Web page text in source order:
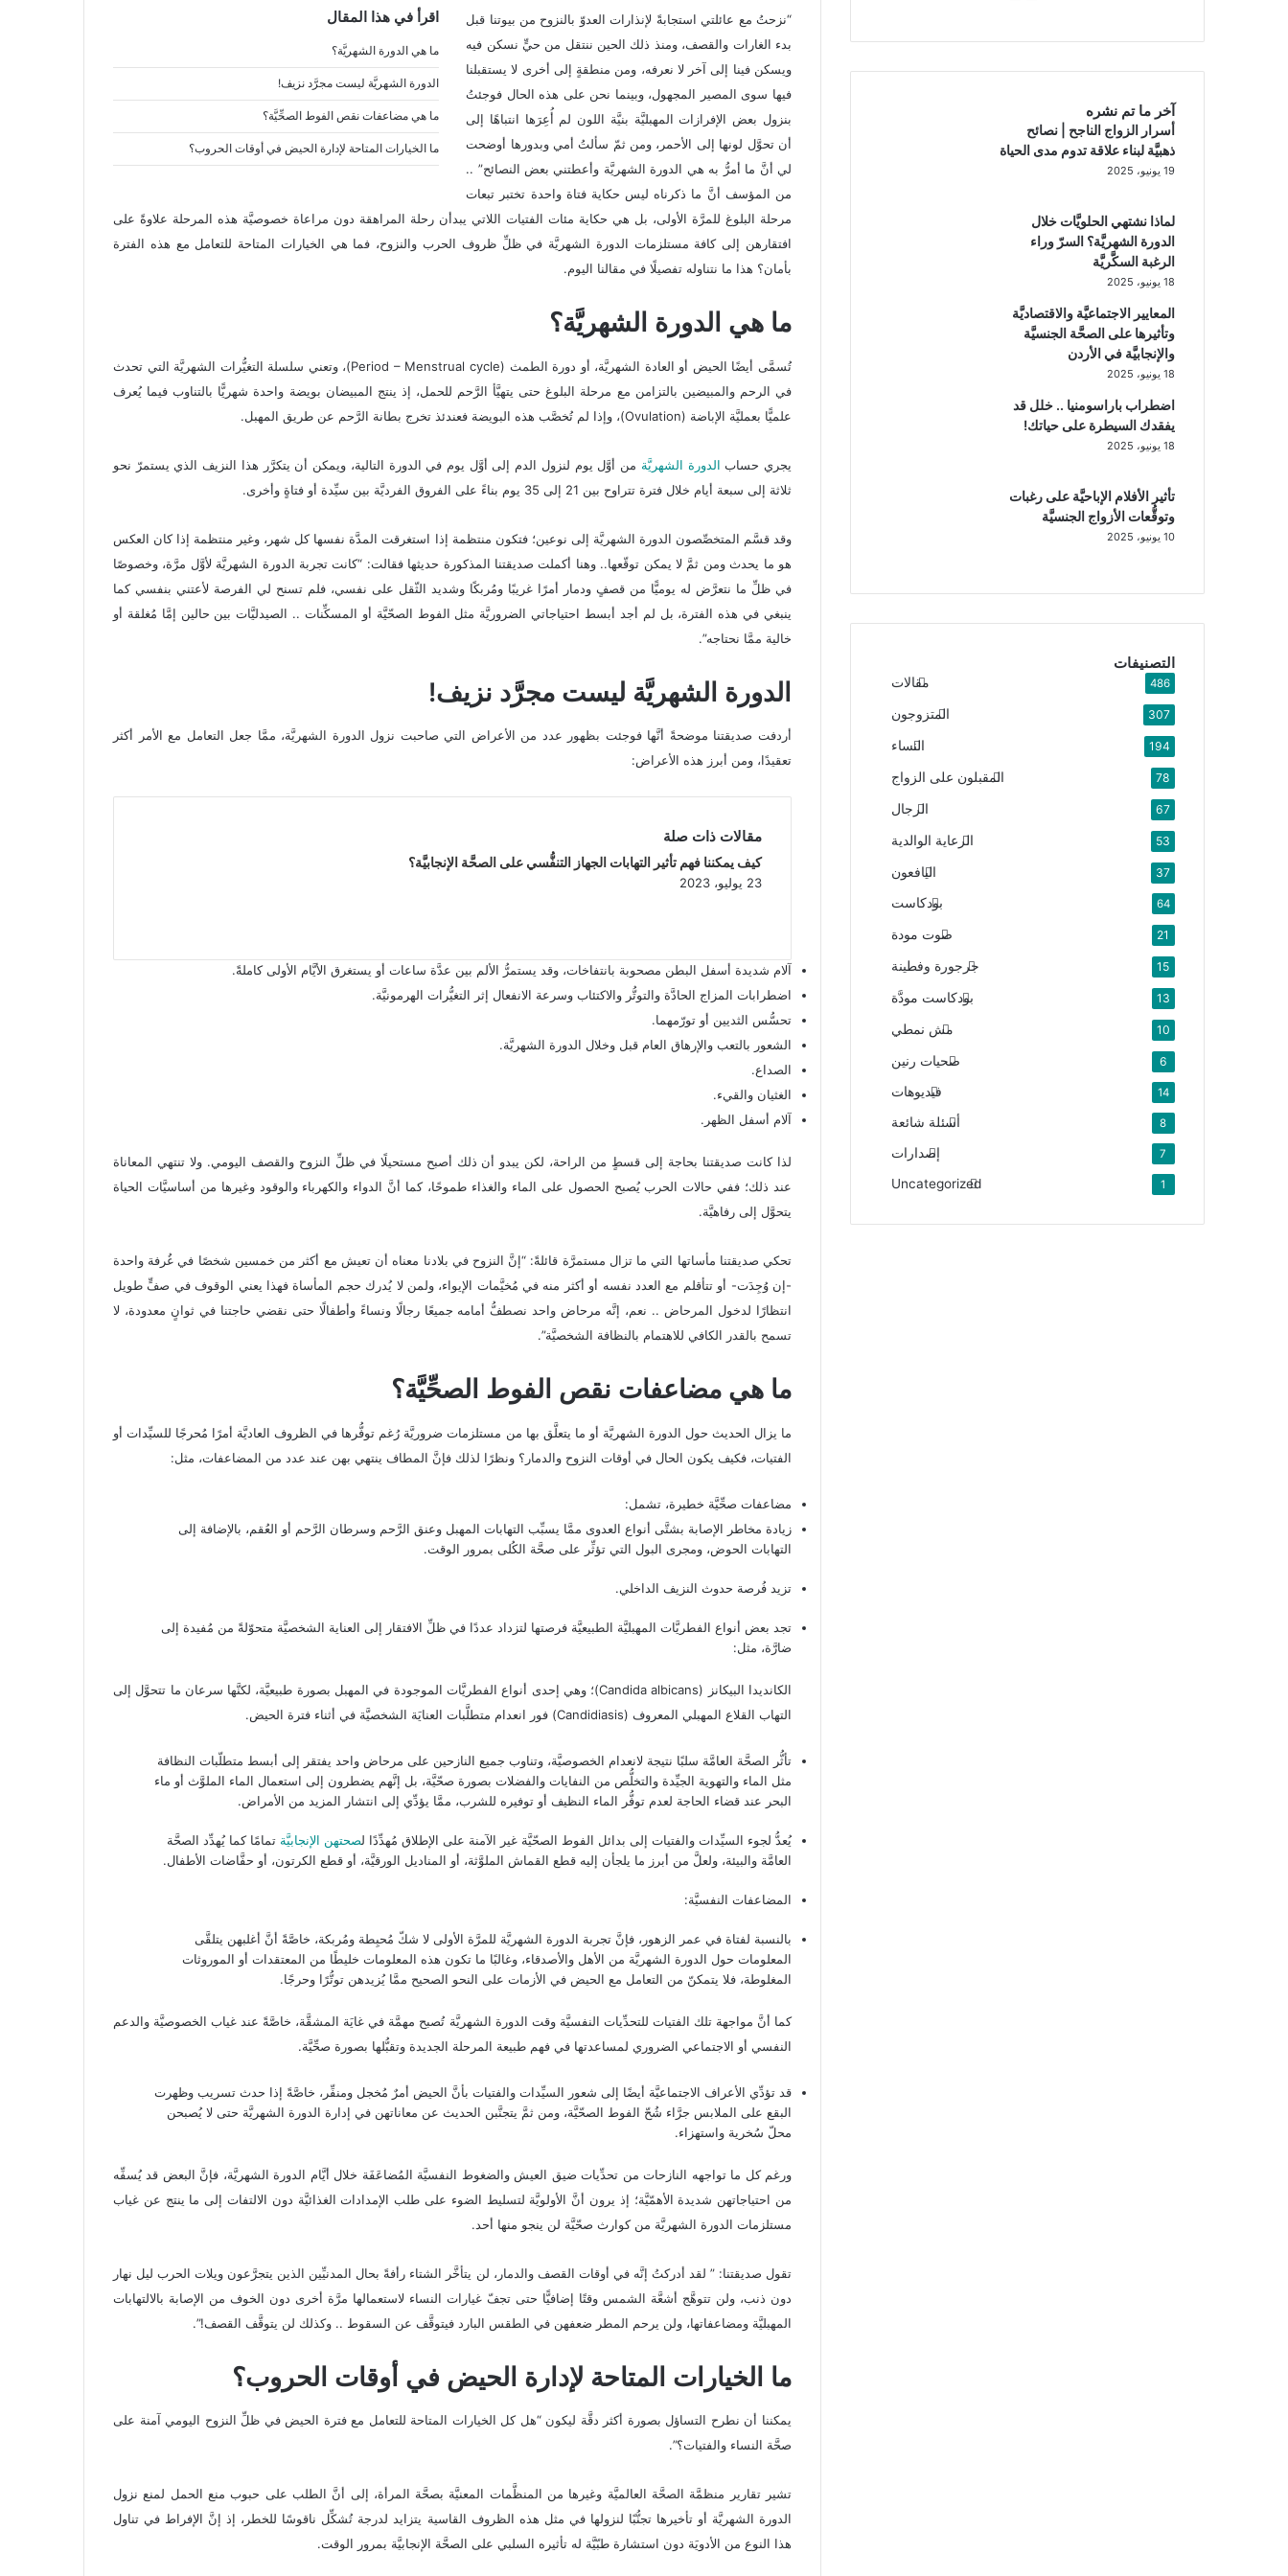
اقرأ في هذا المقال
ما هي الدورة الشهريَّة؟
الدورة الشهريَّة ليست مجرَّد نزيف!
ما هي مضاعفات نقص الفوط الصحِّيَّة؟
ما الخيارات المتاحة لإدارة الحيض في أوقات الحروب؟
“نزحتُ مع عائلتي استجابةً لإنذارات العدوّ بالنزوح من بيوتنا قبل
بدء الغارات والقصف، ومنذ ذلك الحين ننتقل من حيٍّ نسكن فيه
ويسكن فينا إلى آخر لا نعرفه، ومن منطقةٍ إلى أخرى لا يستقبلنا
فيها سوى المصير المجهول، وبينما نحن على هذه الحال فوجئتُ
بنزول بعض الإفرازات المهبليَّة بنيَّة اللون لم أُعِرَها انتباهًا إلى
أن تحوَّل لونها إلى الأحمر، ومن ثمّ سألتُ أمي وبدورها أوضحت
لي أنَّ ما أمرُّ به هي الدورة الشهريَّة وأعطتني بعض النصائح” ..
من المؤسف أنَّ ما ذكرناه ليس حكاية فتاة واحدة تختبر تبعات
مرحلة البلوغ للمرَّة الأولى، بل هي حكاية مئات الفتيات اللاتي يبدأن رحلة المراهقة دون مراعاة خصوصيَّة هذه المرحلة علاوةً على
افتقارهن إلى كافة مستلزمات الدورة الشهريَّة في ظلِّ ظروف الحرب والنزوح، فما هي الخيارات المتاحة للتعامل مع هذه الفترة
بأمان؟ هذا ما نتناوله تفصيلًا في مقالنا اليوم.
ما هي الدورة الشهريَّة؟
تُسمَّى أيضًا الحيض أو العادة الشهريَّة، أو دورة الطمث (Period – Menstrual cycle)، وتعني سلسلة التغيُّرات الشهريَّة التي تحدث
في الرحم والمبيضين بالتزامن مع مرحلة البلوغ حتى يتهيَّأ الرَّحم للحمل، إذ ينتج المبيضان بويضة واحدة شهريًّا بالتناوب فيما يُعرف
علميًّا بعمليَّة الإباضة (Ovulation)، وإذا لم تُخصَّب هذه البويضة فعندئذ تخرج بطانة الرَّحم عن طريق المهبل.
يجري حساب الدورة الشهريَّة من أوَّل يوم لنزول الدم إلى أوَّل يوم في الدورة التالية، ويمكن أن يتكرَّر هذا النزيف الذي يستمرّ نحو
ثلاثة إلى سبعة أيام خلال فترة تتراوح بين 21 إلى 35 يوم بناءً على الفروق الفرديَّة بين سيِّدة أو فتاةٍ وأخرى.
وقد قسَّم المتخصِّصون الدورة الشهريَّة إلى نوعين؛ فتكون منتظمة إذا استغرقت المدَّة نفسها كل شهر، وغير منتظمة إذا كان العكس
هو ما يحدث ومن ثمَّ لا يمكن توقّعها.. وهنا أكملت صديقتنا المذكورة حديثها فقالت: “كانت تجربة الدورة الشهريَّة لأوَّل مرَّة، وخصوصًا
في ظلِّ ما نتعرَّض له يوميًّا من قصفٍ ودمار أمرًا غريبًا ومُربكًا وشديد الثّقل على نفسي، فلم تسنح لي الفرصة لأعتني بنفسي كما
ينبغي في هذه الفترة، بل لم أجد أبسط احتياجاتي الضروريَّة مثل الفوط الصحّيَّة أو المسكِّنات .. الصيدليَّات بين حالين إمَّا مُغلقة أو
خالية ممَّا نحتاجه”.
الدورة الشهريَّة ليست مجرَّد نزيف!
أردفت صديقتنا موضحةً أنَّها فوجئت بظهور عدد من الأعراض التي صاحبت نزول الدورة الشهريَّة، ممَّا جعل التعامل مع الأمر أكثر
تعقيدًا، ومن أبرز هذه الأعراض:
مقالات ذات صلة
كيف يمكننا فهم تأثير التهابات الجهاز التنفُّسي على الصحَّة الإنجابيَّة؟
23 يوليو، 2023
آلام شديدة أسفل البطن مصحوبة بانتفاخات، وقد يستمرُّ الألم بين عدَّة ساعات أو يستغرق الأيَّام الأولى كاملةً.
اضطرابات المزاج الحادَّة والتوتُّر والاكتئاب وسرعة الانفعال إثر التغيُّرات الهرمونيَّة.
تحسُّس الثديين أو تورّمهما.
الشعور بالتعب والإرهاق العام قبل وخلال الدورة الشهريَّة.
الصداع.
الغثيان والقيء.
آلام أسفل الظهر.
لذا كانت صديقتنا بحاجة إلى قسطٍ من الراحة، لكن يبدو أن ذلك أصبح مستحيلًا في ظلِّ النزوح والقصف اليومي. ولا تنتهي المعاناة
عند ذلك؛ ففي حالات الحرب يُصبح الحصول على الماء والغذاء طموحًا، كما أنَّ الدواء والكهرباء والوقود وغيرها من أساسيَّات الحياة
يتحوَّل إلى رفاهيَّة.
تحكي صديقتنا مأساتها التي ما تزال مستمرَّة قائلةً: “إنَّ النزوح في بلادنا معناه أن تعيش مع أكثر من خمسين شخصًا في غُرفة واحدة
-إن وُجِدَت- أو تتأقلم مع العدد نفسه أو أكثر منه في مُخيَّمات الإيواء، ولمن لا يُدرك حجم المأساة فهذا يعني الوقوف في صفٍّ طويل
انتظارًا لدخول المرحاض .. نعم، إنَّه مرحاض واحد نصطفُّ أمامه جميعًا رجالًا ونساءً وأطفالًا حتى نقضي حاجتنا في ثوانٍ معدودة، لا
تسمح بالقدر الكافي للاهتمام بالنظافة الشخصيَّة”.
ما هي مضاعفات نقص الفوط الصحِّيَّة؟
ما يزال الحديث حول الدورة الشهريَّة أو ما يتعلَّق بها من مستلزمات ضروريَّة رُغم توفُّرها في الظروف العاديَّة أمرًا مُحرجًا للسيِّدات أو
الفتيات، فكيف يكون الحال في أوقات النزوح والدمار؟ ونظرًا لذلك فإنَّ المطاف ينتهي بهن عند عدد من المضاعفات، مثل:
مضاعفات صحِّيَّة خطيرة، تشمل:
زيادة مخاطر الإصابة بشتَّى أنواع العدوى ممَّا يسبِّب التهابات المهبل وعنق الرَّحم وسرطان الرَّحم أو العُقم، بالإضافة إلى
التهابات الحوض، ومجرى البول التي تؤثِّر على صحَّة الكُلى بمرور الوقت.
تزيد فُرصة حدوث النزيف الداخلي.
تجد بعض أنواع الفطريَّات المهبليَّة الطبيعيَّة فرصتها لتزداد عددًا في ظلِّ الافتقار إلى العناية الشخصيَّة متحوّلةً من مُفيدة إلى
ضارَّة، مثل:
الكانديدا البيكانز (Candida albicans)؛ وهي إحدى أنواع الفطريَّات الموجودة في المهبل بصورة طبيعيَّة، لكنَّها سرعان ما تتحوَّل إلى
التهاب القلاع المهبلي المعروف (Candidiasis) فور انعدام متطلَّبات العنايَة الشخصيَّة في أثناء فترة الحيض.
تأثُّر الصحَّة العامَّة سلبًا نتيجة لانعدام الخصوصيَّة، وتناوب جميع النازحين على مرحاض واحد يفتقر إلى أبسط متطلّبات النظافة
مثل الماء والتهوية الجيِّدة والتخلُّص من النفايات والفضلات بصورة صحّيَّة، بل إنَّهم يضطرون إلى استعمال الماء الملوَّث أو ماء
البحر عند قضاء الحاجة لعدم توفُّر الماء النظيف أو توفيره للشرب، ممَّا يؤدِّي إلى انتشار المزيد من الأمراض.
يُعدُّ لجوء السيِّدات والفتيات إلى بدائل الفوط الصحّيَّة غير الآمنة على الإطلاق مُهدِّدًا لصحتهن الإنجابيَّة تمامًا كما يُهدِّد الصحَّة
العامَّة والبيئة، ولعلَّ من أبرز ما يلجأن إليه قطع القماش الملوَّثة، أو المناديل الورقيَّة، أو قطع الكرتون، أو حفَّاضات الأطفال.
المضاعفات النفسيَّة:
بالنسبة لفتاة في عمر الزهور، فإنَّ تجربة الدورة الشهريَّة للمرَّة الأولى لا شكّ مُحبِطة ومُربكة، خاصَّةً أنَّ أغلبهن يتلقَّى
المعلومات حول الدورة الشهريَّة من الأهل والأصدقاء، وغالبًا ما تكون هذه المعلومات خليطًا من المعتقدات أو الموروثات
المغلوطة، فلا يتمكنّ من التعامل مع الحيض في الأزمات على النحو الصحيح ممَّا يُزيدهن توتُّرًا وحرجًا.
كما أنَّ مواجهة تلك الفتيات للتحدِّيات النفسيَّة وقت الدورة الشهريَّة تُصبح مهمَّة في غايَة المشقَّة، خاصَّةً عند غياب الخصوصيَّة والدعم
النفسي أو الاجتماعي الضروري لمساعدتها في فهم طبيعة المرحلة الجديدة وتقبُّلها بصورة صحِّيَّة.
قد تؤدِّي الأعراف الاجتماعيَّة أيضًا إلى شعور السيِّدات والفتيات بأنَّ الحيض أمرٌ مُخجل ومنفِّر، خاصَّةً إذا حدث تسريب وظهرت
البقع على الملابس جرَّاء شُحّ الفوط الصحّيَّة، ومن ثمَّ يتجنَّبن الحديث عن معاناتهن في إدارة الدورة الشهريَّة حتى لا يُصبحن
محلّ سُخرية واستهزاء.
ورغم كل ما تواجهه النازحات من تحدِّيات ضيق العيش والضغوط النفسيَّة المُضاعَفَة خلال أيَّام الدورة الشهريَّة، فإنَّ البعض قد يُسفِّه
من احتياجاتهن شديدة الأهمّيَّة؛ إذ يرون أنَّ الأولويَّة لتسليط الضوء على طلب الإمدادات الغذائيَّة دون الالتفات إلى ما ينتج عن غياب
مستلزمات الدورة الشهريَّة من كوارث صحّيَّة لن ينجو منها أحد.
تقول صديقتنا: ” لقد أدركتُ إنَّه في أوقات القصف والدمار، لن يتأخَّر الشتاء رأفةً بحال المدنيِّين الذين يتجرَّعون ويلات الحرب ليل نهار
دون ذنب، ولن تتوهَّج أشعَّة الشمس وقتًا إضافيًّا حتى تجفّ غيارات النساء لاستعمالها مرَّة أخرى دون الخوف من الإصابة بالالتهابات
المهبليَّة ومضاعفاتها، ولن يرحم المطر ضعفهن في الطقس البارد فيتوقَّف عن السقوط .. وكذلك لن يتوقَّف القصف!”.
ما الخيارات المتاحة لإدارة الحيض في أوقات الحروب؟
يمكننا أن نطرح التساؤل بصورة أكثر دقَّة ليكون “هل كل الخيارات المتاحة للتعامل مع فترة الحيض في ظلِّ النزوح اليومي آمنة على
صحَّة النساء والفتيات؟”.
تشير تقارير منظمَّة الصحَّة العالميَّة وغيرها من المنظَّمات المعنيَّة بصحَّة المرأة، إلى أنَّ الطلب على حبوب منع الحمل لمنع نزول
الدورة الشهريَّة أو تأخيرها تجنُّبًا لنزولها في مثل هذه الظروف القاسية يتزايد لدرجة تُشكِّل ناقوسًا للخطر، إذ إنَّ الإفراط في تناول
هذا النوع من الأدويَة دون استشارة طبّيَّة له تأثيره السلبي على الصحَّة الإنجابيَّة بمرور الوقت.
آخر ما تم نشره
أسرار الزواج الناجح | نصائح
ذهبيَّة لبناء علاقة تدوم مدى الحياة
19 يونيو، 2025
لماذا نشتهي الحلويَّات خلال
الدورة الشهريَّة؟ السرّ وراء
الرغبة السكَّريَّة
18 يونيو، 2025
المعايير الاجتماعيَّة والاقتصاديَّة
وتأثيرها على الصحَّة الجنسيَّة
والإنجابيَّة في الأردن
18 يونيو، 2025
اضطراب باراسومنيا .. خلل قد
يفقدك السيطرة على حياتك!
18 يونيو، 2025
تأثير الأفلام الإباحيَّة على رغبات
وتوقُّعات الأزواج الجنسيَّة
10 يونيو، 2025
التصنيفات
مقالات 486
المتزوجون 307
النساء 194
المقبلون على الزواج 78
الرجال 67
الرعاية الوالدية 53
اليافعون 37
بودكاست 64
صوت مودة 21
جرجورة وفطينة 15
بودكاست مودَّة 13
مش نمطي 10
صحيات رنين 6
فيديوهات 14
أسئلة شائعة 8
إصدارات 7
Uncategorized 1